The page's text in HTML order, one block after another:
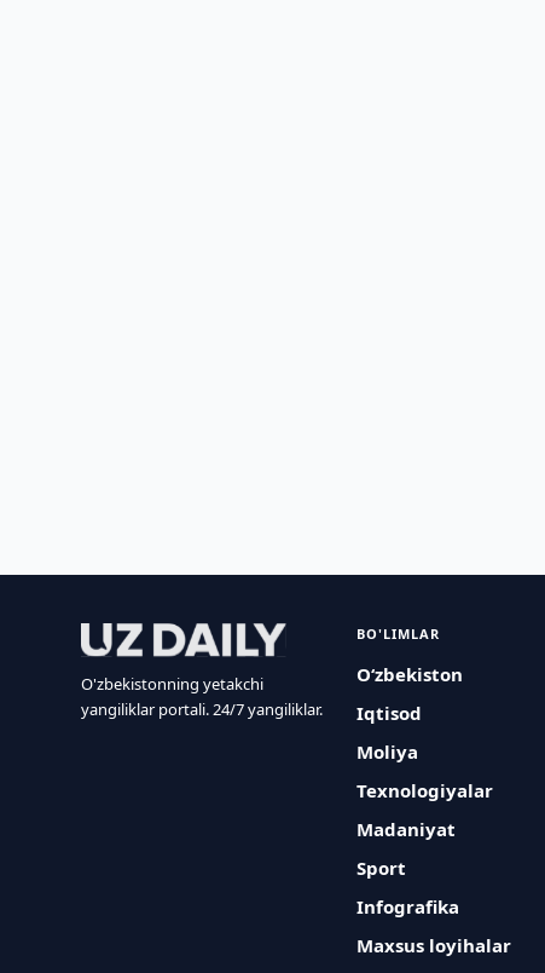
O'zbekistonning yetakchi
yangiliklar portali. 24/7 yangiliklar.
BO'LIMLAR
O‘zbekiston
Iqtisod
Moliya
Texnologiyalar
Madaniyat
Sport
Infografika
Maxsus loyihalar